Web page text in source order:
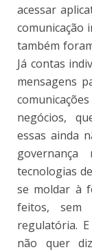
acessar
comunicação
também
Já contas
mensagens
negócios,
essas ainda
tecnologias
se moldar à
feitos, sem
regulatória.
não quer